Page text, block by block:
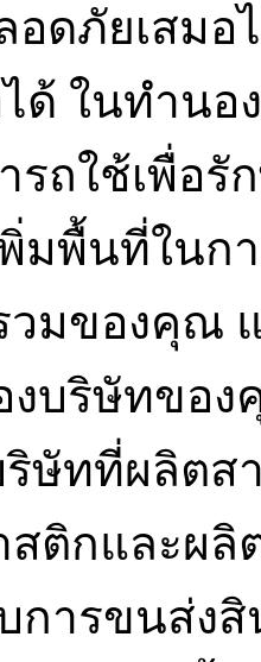
อดภัยเสม
ด้ ในทำน
รถใช้เพื่อ
มพื้นที่ในก
วมของคุณ
งบริษัทขอ
ษัทที่ผลิตส
สติกและผ
การขนส่ง